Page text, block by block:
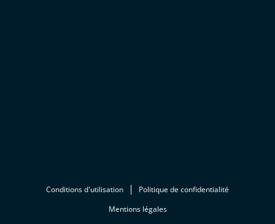
Conditions d'utilisation
Politique de confidentialité
Mentions légales